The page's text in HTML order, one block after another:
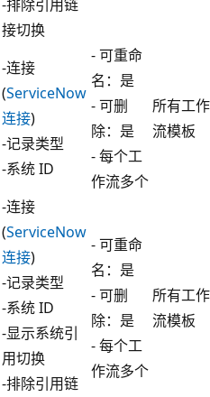
-排除引用链
接切换
-连接
(ServiceNow
连接)
-记录类型
-系统 ID
- 可重命
名：是
- 可删
除：是
- 每个工
作流多个
所有工作
流模板
-连接
(ServiceNow
连接)
-记录类型
-系统 ID
-显示系统引
用切换
-排除引用链
- 可重命
名：是
- 可删
除：是
- 每个工
作流多个
所有工作
流模板